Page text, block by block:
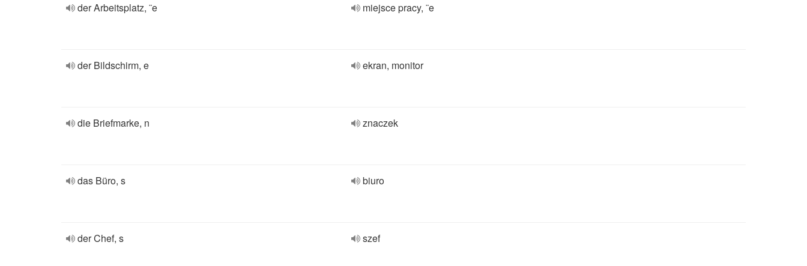
der Arbeitsplatz, ¨e miejsce pracy, ¨e
der Bildschirm, e ekran, monitor
die Briefmarke, n znaczek
das Büro, s biuro
der Chef, s szef